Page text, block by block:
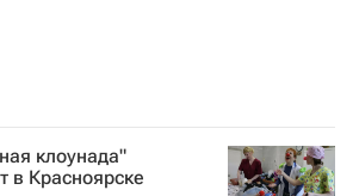
клоунада"
в Красноярске